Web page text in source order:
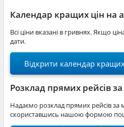
Календар кращих цін на
Всі ціни вказані в гривнях. Якщо
дати.
Відкрити календар
Розклад прямих рейсів
Надаємо розклад прямих рейсів
скориставшись нашою формою